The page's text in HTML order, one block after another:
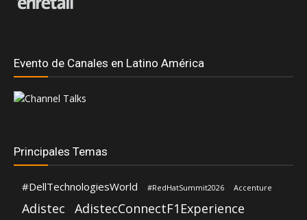
Evento de Canales en Latino América
Principales Temas
#DellTechnologiesWorld #RedHatSummit2026 Accenture
Adistec AdistecConnectF1Experience